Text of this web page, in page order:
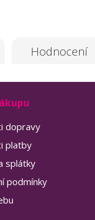
Hodnocení
dopravy
platby
splátky
podmínky